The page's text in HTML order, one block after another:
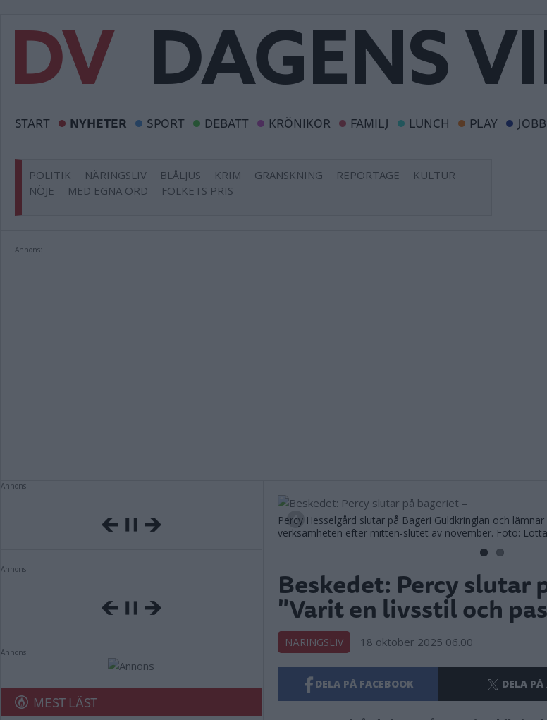
START NYHETER SPORT DEBATT KRÖNIKOR FAMILJ LUNCH PLAY JOBB
POLITIK NÄRINGSLIV BLÅLJUS KRIM GRANSKNING REPORTAGE
KULTUR
NÖJE
MED EGNA ORD FOLKETS PRIS
Annons:
Annons:
Annons:
Annons:
MEST LÄST
Percy Hesselgård slutar på Bageri Guldkringlan och
verksamheten efter mitten-slutet av november. Foto:
Beskedet: Percy slutar
"Varit en livsstil och
NÄRINGSLIV 18 oktober 2025 06.00
DELA PÅ FACEBOOK DELA PÅ